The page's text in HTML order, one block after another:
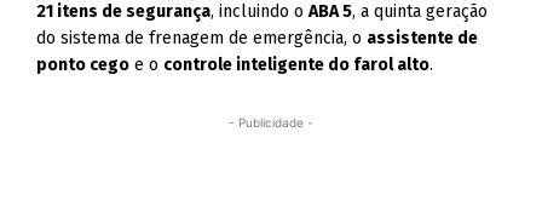
21 itens de segurança, incluindo oABA 5, a quinta geração
do sistema de frenagem de emergência, o assistente de
ponto cego e o controle inteligente do farol alto.
- Publicidade -